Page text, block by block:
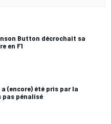
Button décrochait sa
en F1
(encore) été pris par la
pénalisé